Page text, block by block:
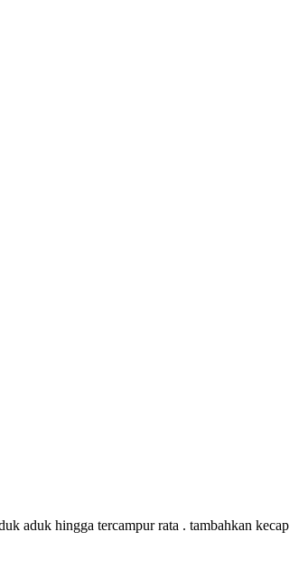
aduk hingga tercampur rata . tambahkan kecap